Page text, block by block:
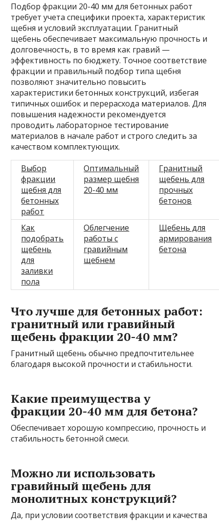
Подбор фракции 20-40 мм для бетонных работ
требует учета специфики проекта, характеристик
щебня и условий эксплуатации. Гранитный
щебень обеспечивает максимальную прочность и
долговечность, в то время как гравий —
эффективность по бюджету. Точное соответствие
фракции и правильный подбор типа щебня
позволяют значительно повысить
характеристики бетонных конструкций, избегая
типичных ошибок и перерасхода материалов. Для
повышения надежности рекомендуется
проводить лабораторное тестирование
материалов в начале работ и строго следить за
качеством комплектующих.
Выбор
фракции
щебня для
бетонных
работ
Оптимальный
размер щебня
20-40 мм
Гранитный
щебень для
прочных
бетонов
Как
подобрать
щебень
для
заливки
пола
Облегчение
работы с
гравийным
щебнем
Щебень для
армирования
бетона
Что лучше для бетонных работ:
гранитный или гравийный
щебень фракции 20-40 мм?
Гранитный щебень обычно предпочтительнее
благодаря высокой прочности и стабильности.
Какие преимущества у
фракции 20-40 мм для бетона?
Обеспечивает хорошую компрессию, прочность и
стабильность бетонной смеси.
Можно ли использовать
гравийный щебень для
монолитных конструкций?
Да, при условии соответствия фракции и качества